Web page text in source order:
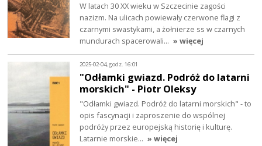
W latach 30 XX wieku w Szczecinie zagości
nazizm. Na ulicach powiewały czerwone flagi z
czarnymi swastykami, a żołnierze ss w czarnych
mundurach spacerowali… » więcej
2025-02-04, godz. 16:01
"Odłamki gwiazd. Podróż do latarni
morskich" - Piotr Oleksy
"Odłamki gwiazd. Podróż do latarni morskich" - to
opis fascynacji i zaproszenie do wspólnej
podróży przez europejską historię i kulturę.
Latarnie morskie… » więcej